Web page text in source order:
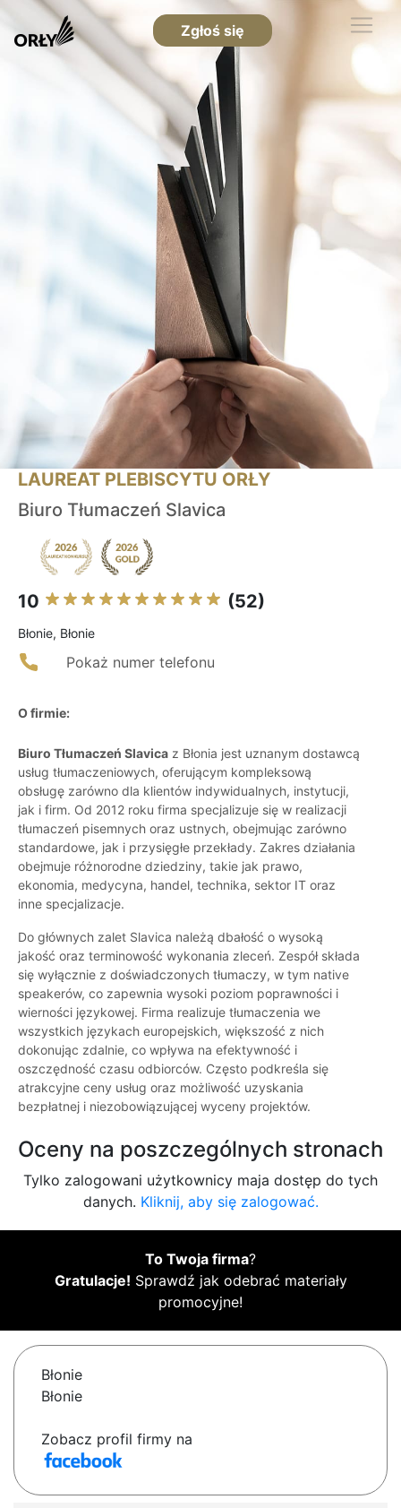
Zgłoś się
LAUREAT PLEBISCYTU ORŁY
Biuro Tłumaczeń Slavica
10 (52)
Błonie, Błonie
Pokaż numer telefonu
O firmie:
Biuro Tłumaczeń Slavica z Błonia jest uznanym dostawcą
usług tłumaczeniowych, oferującym kompleksową
obsługę zarówno dla klientów indywidualnych, instytucji,
jak i firm. Od 2012 roku firma specjalizuje się w realizacji
tłumaczeń pisemnych oraz ustnych, obejmując zarówno
standardowe, jak i przysięgłe przekłady. Zakres działania
obejmuje różnorodne dziedziny, takie jak prawo,
ekonomia, medycyna, handel, technika, sektor IT oraz
inne specjalizacje.
Do głównych zalet Slavica należą dbałość o wysoką
jakość oraz terminowość wykonania zleceń. Zespół składa
się wyłącznie z doświadczonych tłumaczy, w tym native
speakerów, co zapewnia wysoki poziom poprawności i
wierności językowej. Firma realizuje tłumaczenia we
wszystkich językach europejskich, większość z nich
dokonując zdalnie, co wpływa na efektywność i
oszczędność czasu odbiorców. Często podkreśla się
atrakcyjne ceny usług oraz możliwość uzyskania
bezpłatnej i niezobowiązującej wyceny projektów.
Oceny na poszczególnych stronach
Tylko zalogowani użytkownicy maja dostęp do tych
danych. Kliknij, aby się zalogować.
To Twoja firma?
Gratulacje! Sprawdź jak odebrać materiały
promocyjne!
Błonie
Błonie
Zobacz profil firmy na